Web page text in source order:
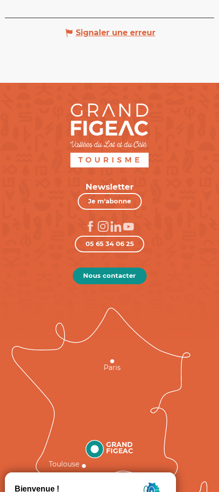
Signaler une erreur
Newsletter
Je m'abonne
05 65 34 06 25
Nous contacter
GRAND
FIGEAC
Toulouse
Paris